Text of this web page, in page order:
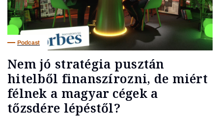
Podcast
Nem jó stratégia pusztán
hitelből finanszírozni, de miért
félnek a magyar cégek a
tőzsdére lépéstől?